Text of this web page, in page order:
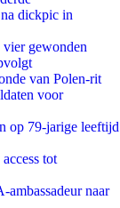
dickpic in
vier gewonden
van Polen-rit
voor
op 79-jarige leeftijd
tot
naar